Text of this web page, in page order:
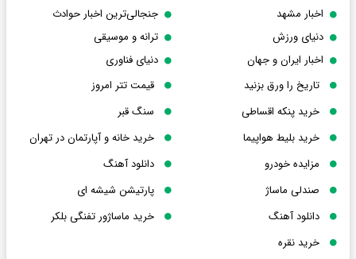
اخبار مشهد
جنجالی‌ترین اخبار حوادث
دنیای ورزش
ترانه و موسیقی
اخبار ایران و جهان
دنیای فناوری
تاریخ را ورق بزنید
قیمت تتر امروز
خرید پنکه اقساطی
سنگ قبر
خرید بلیط هواپیما
خرید خانه و آپارتمان در تهران
مزایده خودرو
دانلود آهنگ
صندلی ماساژ
پارتیشن شیشه ای
دانلود آهنگ
خرید ماساژور تفنگی بلکر
خرید نقره